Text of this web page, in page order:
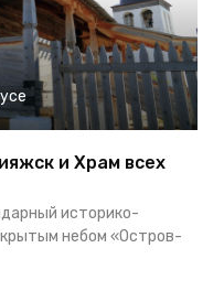
и Храм всех
историко-
небом «Остров-